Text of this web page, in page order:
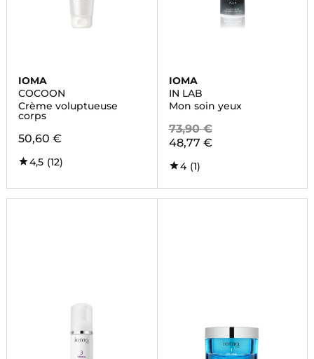
IOMA
COCOON
Crème voluptueuse
corps
50,60 €
4,5 (12)
IOMA
IN LAB
Mon soin yeux
73,90 €
48,77 €
4 (1)